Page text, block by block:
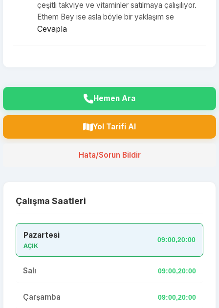
çeşitli takviye ve vitaminler satılmaya çalışılıyor.
Ethem Bey ise asla böyle bir yaklaşım se
Cevapla
Hemen Ara
Yol Tarifi Al
Hata/Sorun Bildir
Çalışma Saatleri
Pazartesi
AÇIK
09:00,20:00
Salı 09:00,20:00
Çarşamba 09:00,20:00